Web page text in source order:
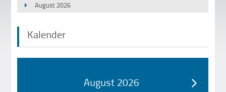
August 2026
Kalender
August 2026